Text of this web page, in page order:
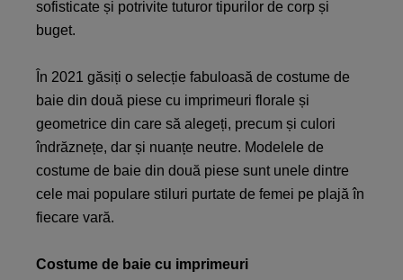
sofisticate și potrivite tuturor tipurilor de corp și
buget.
În 2021 găsiți o selecție fabuloasă de costume de
baie din două piese cu imprimeuri florale și
geometrice din care să alegeți, precum și culori
îndrăznețe, dar și nuanțe neutre. Modelele de
costume de baie din două piese sunt unele dintre
cele mai populare stiluri purtate de femei pe plajă în
fiecare vară.
Costume de baie cu imprimeuri